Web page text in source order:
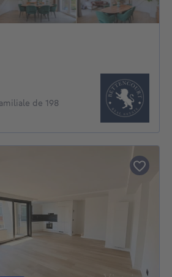
de 198